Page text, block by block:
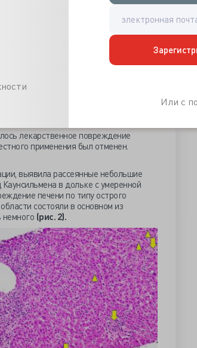
Или с
не было (а: горизонтальная
жировых изменений печени. Однако
в печеночных воротах.
лекарственное повреждение
применения был отменен.
выявила рассеянные небольшие
в дольке с умеренной
печени по типу острого
состояли в основном из
немного (рис. 2).